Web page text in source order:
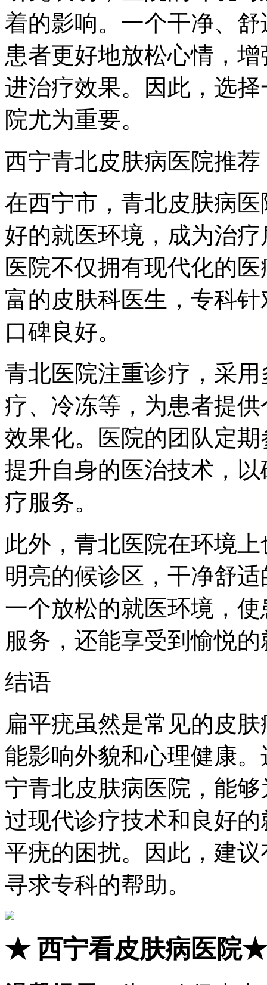
着的影响。一个干净、
患者更好地放松心情，
进治疗效果。因此，选
院尤为重要。
西宁青北皮肤病医院推荐
在西宁市，青北皮肤病
好的就医环境，成为治
医院不仅拥有现代化的
富的皮肤科医生，专科
口碑良好。
青北医院注重诊疗，采
疗、冷冻等，为患者提
效果化。医院的团队定
提升自身的医治技术，
疗服务。
此外，青北医院在环境
明亮的候诊区，干净舒
一个放松的就医环境，
服务，还能享受到愉悦
结语
扁平疣虽然是常见的皮
能影响外貌和心理健康
宁青北皮肤病医院，能
过现代诊疗技术和良好
平疣的困扰。因此，建
寻求专科的帮助。
★西宁看皮肤病医院★